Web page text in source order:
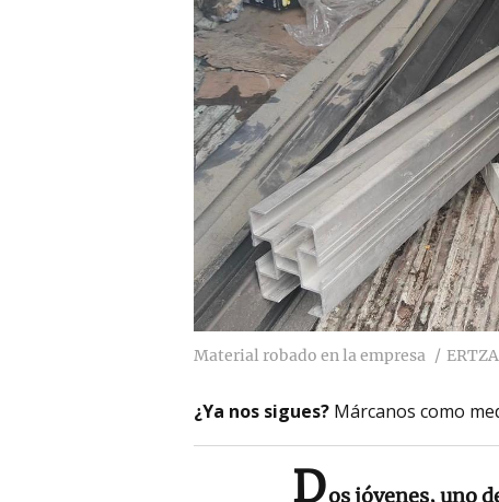
Material robado en la empresa
¿Ya nos sigues? Márcanos como
Dos jóvenes, uno